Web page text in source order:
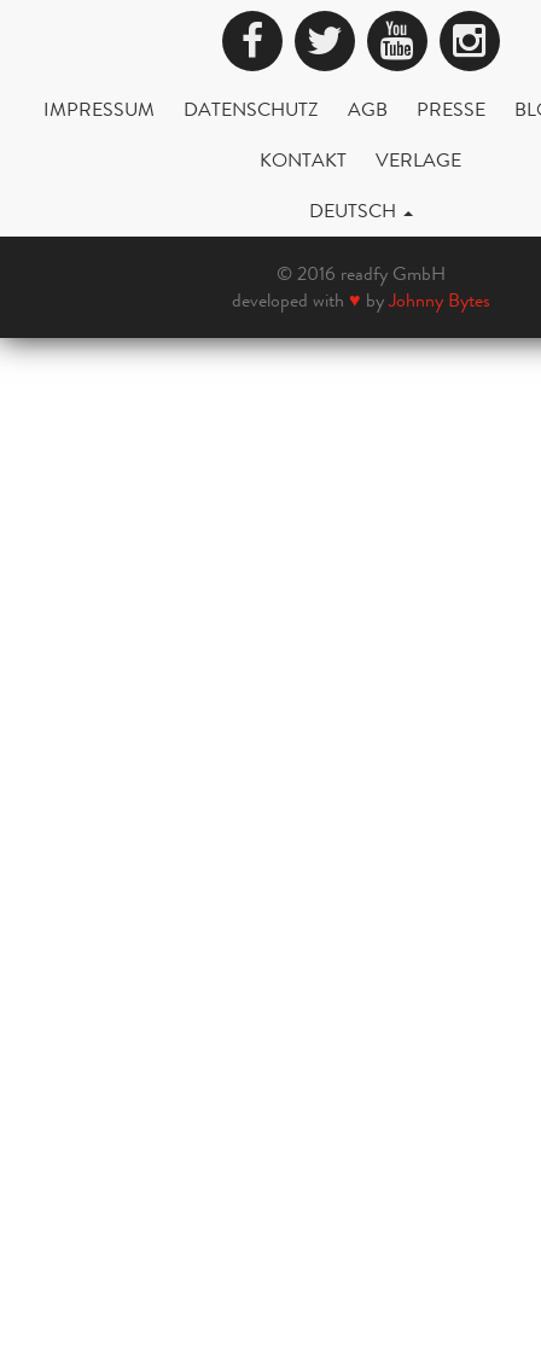
Facebook
Twitter
IMPRESSUM DATENSCHUTZ AGB PRESSE
KONTAKT
VERLAGE
DEUTSCH
© 2016 readfy GmbH
developed with ♥ byJohnny Bytes